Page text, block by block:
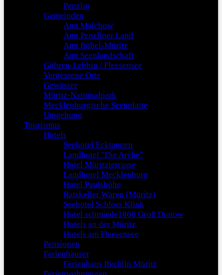
Penzlin
Gemeinden
Amt Malchow
Amt Penzliner Land
Amt Röbel-Müritz
Amt Seenlandschaft
Göhren-Lebbin / Fleesensee
Vergessene Orte
Gewässer
Müritz-Nationalpark
Mecklenburgische Seenplatte
Umgebung
Tourismus
Hotels
Seehotel Ecktannen
Landhotel "Die Arche"
Hotel Müritzterrasse
Landhotel Mecklenburg
Hotel Paulshöhe
Ratskeller Waren (Müritz)
Seehotel Schloss Klink
Hotel schmiede1860 Groß Dratow
Hotels an der Müritz
Hotels am Fleesensee
Pensionen
Ferienhäuser
Ferienhaus Rechlin Müritz